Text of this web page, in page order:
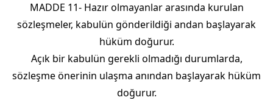
MADDE 11- Hazır olmayanlar arasında kurulan
sözleşmeler, kabulün gönderildiği andan başlayarak
hüküm doğurur.
Açık bir kabulün gerekli olmadığı durumlarda,
sözleşme önerinin ulaşma anından başlayarak hüküm
doğurur.